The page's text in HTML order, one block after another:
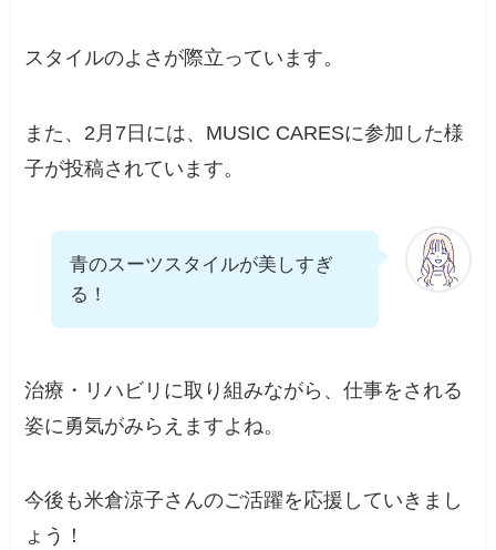
スタイルのよさが際立っています。
また、2月7日には、MUSIC CARESに参加した様
子が投稿されています。
青のスーツスタイルが美しすぎ
る！
治療・リハビリに取り組みながら、仕事をされる
姿に勇気がみらえますよね。
今後も米倉涼子さんのご活躍を応援していきまし
ょう！